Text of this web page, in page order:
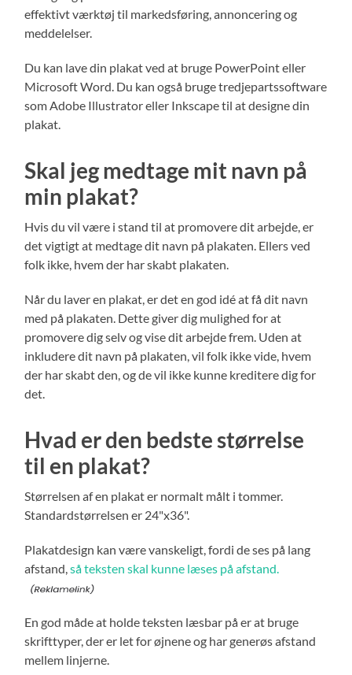
effektivt værktøj til markedsføring, annoncering og
meddelelser.
Du kan lave din plakat ved at bruge PowerPoint eller
Microsoft Word. Du kan også bruge tredjepartssoftware
som Adobe Illustrator eller Inkscape til at designe din
plakat.
Skal jeg medtage mit navn på
min plakat?
Hvis du vil være i stand til at promovere dit arbejde, er
det vigtigt at medtage dit navn på plakaten. Ellers ved
folk ikke, hvem der har skabt plakaten.
Når du laver en plakat, er det en god idé at få dit navn
med på plakaten. Dette giver dig mulighed for at
promovere dig selv og vise dit arbejde frem. Uden at
inkludere dit navn på plakaten, vil folk ikke vide, hvem
der har skabt den, og de vil ikke kunne kreditere dig for
det.
Hvad er den bedste størrelse
til en plakat?
Størrelsen af en plakat er normalt målt i tommer.
Standardstørrelsen er 24"x36".
Plakatdesign kan være vanskeligt, fordi de ses på lang
afstand,så teksten skal kunne læses på afstand.
En god måde at holde teksten læsbar på er at bruge
skrifttyper, der er let for øjnene og har generøs afstand
mellem linjerne.